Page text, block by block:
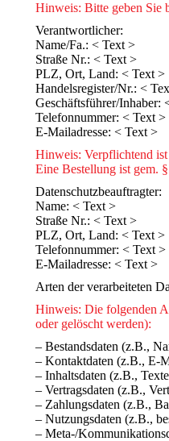
Hinweis: Bitte geben Sie
Verantwortlicher:
Name/Fa.: < Text >
Straße Nr.: < Text >
PLZ, Ort, Land: < Text >
Handelsregister/Nr.: <
Geschäftsführer/Inhaber:
Telefonnummer: < Text >
E-Mailadresse: < Text >
Hinweis: Verpflichtend ist
Eine Bestellung ist gem.
Datenschutzbeauftragter:
Name: < Text >
Straße Nr.: < Text >
PLZ, Ort, Land: < Text >
Telefonnummer: < Text >
E-Mailadresse: < Text >
Arten der verarbeiteten
Hinweis: Die folgenden
oder gelöscht werden):
– Bestandsdaten (z.B.,
– Kontaktdaten (z.B., E-
– Inhaltsdaten (z.B.,
– Vertragsdaten (z.B.,
– Zahlungsdaten (z.B.,
– Nutzungsdaten (z.B.,
– Meta-/